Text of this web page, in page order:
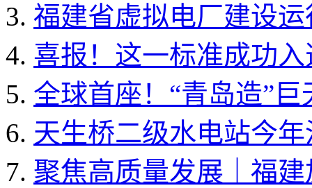
福建省虚拟电厂建设
喜报！这一标准成功
全球首座！“青岛造”
天生桥二级水电站今
聚焦高质量发展｜福